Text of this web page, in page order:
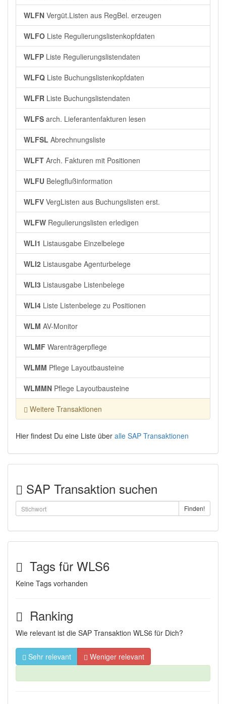
WLFN Vergüt.Listen aus RegBel. erzeugen
WLFO Liste Regulierungslistenkopfdaten
WLFP Liste Regulierungslistendaten
WLFQ Liste Buchungslistenkopfdaten
WLFR Liste Buchungslistendaten
WLFS arch. Lieferantenfakturen lesen
WLFSL Abrechnungsliste
WLFT Arch. Fakturen mit Positionen
WLFU Belegflußinformation
WLFV VergListen aus Buchungslisten erst.
WLFW Regulierungslisten erledigen
WLI1 Listausgabe Einzelbelege
WLI2 Listausgabe Agenturbelege
WLI3 Listausgabe Listenbelege
WLI4 Liste Listenbelege zu Positionen
WLM AV-Monitor
WLMF Warenträgerpflege
WLMM Pflege Layoutbausteine
WLMMN Pflege Layoutbausteine
Weitere Transaktionen
Hier findest Du eine Liste über alle SAP Transaktionen
SAP Transaktion suchen
Finden!
Tags für WLS6
Keine Tags vorhanden
Ranking
Wie relevant ist die SAP Transaktion WLS6 für Dich?
Sehr relevant Weniger relevant